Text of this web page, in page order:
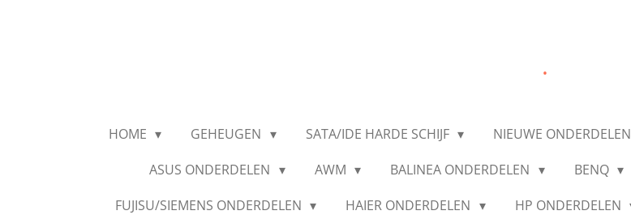
.
HOME GEHEUGEN SATA/IDE HARDE SCHIJF NIEUWE ONDERDELEN
ASUS ONDERDELEN
AWM BALINEA ONDERDELEN BENQ
FUJISU/SIEMENS ONDERDELEN
HAIER ONDERDELEN HP ONDERDELEN